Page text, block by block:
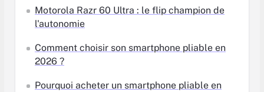
Motorola Razr 60 Ultra : le flip champion de
l'autonomie
Comment choisir son smartphone pliable en
2026 ?
Pourquoi acheter un smartphone pliable en